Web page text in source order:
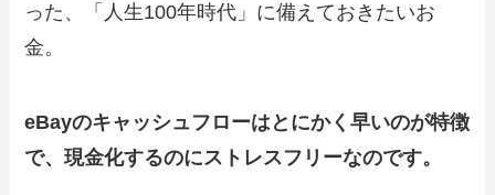
った、「人生100年時代」に備えておきたいお
金。
eBayのキャッシュフローはとにかく早いのが特徴
で、現金化するのにストレスフリーなのです。